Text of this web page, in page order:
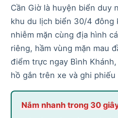
Cần Giờ là huyện biển duy
khu du lịch biển 30/4 đông
nhiễm mặn cùng địa hình
riêng, hầm vùng mặn mau
điểm trực ngay Bình
hồ gắn trên xe và ghi
Nắm nhanh trong 30